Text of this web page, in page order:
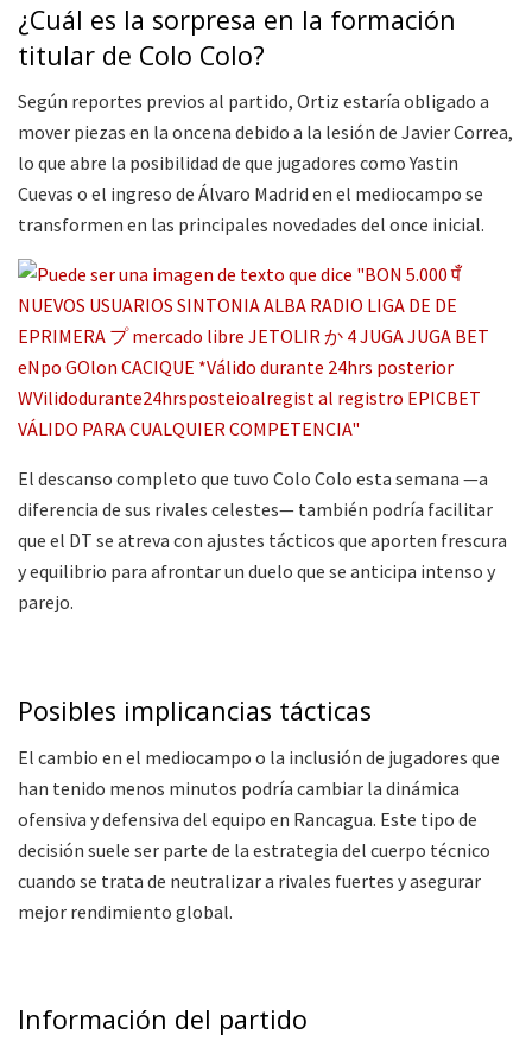
¿Cuál es la sorpresa en la formación
titular de Colo Colo?
Según reportes previos al partido, Ortiz estaría obligado a
mover piezas en la oncena debido a la lesión de Javier Correa,
lo que abre la posibilidad de que jugadores como Yastin
Cuevas o el ingreso de Álvaro Madrid en el mediocampo se
transformen en las principales novedades del once inicial.
El descanso completo que tuvo Colo Colo esta semana —a
diferencia de sus rivales celestes— también podría facilitar
que el DT se atreva con ajustes tácticos que aporten frescura
y equilibrio para afrontar un duelo que se anticipa intenso y
parejo.
Posibles implicancias tácticas
El cambio en el mediocampo o la inclusión de jugadores que
han tenido menos minutos podría cambiar la dinámica
ofensiva y defensiva del equipo en Rancagua. Este tipo de
decisión suele ser parte de la estrategia del cuerpo técnico
cuando se trata de neutralizar a rivales fuertes y asegurar
mejor rendimiento global.
Información del partido